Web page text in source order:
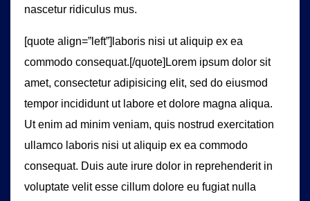
nascetur ridiculus mus.
[quote align=”left”]laboris nisi ut aliquip ex ea
commodo consequat.[/quote]Lorem ipsum dolor sit
amet, consectetur adipisicing elit, sed do eiusmod
tempor incididunt ut labore et dolore magna aliqua.
Ut enim ad minim veniam, quis nostrud exercitation
ullamco laboris nisi ut aliquip ex ea commodo
consequat. Duis aute irure dolor in reprehenderit in
voluptate velit esse cillum dolore eu fugiat nulla